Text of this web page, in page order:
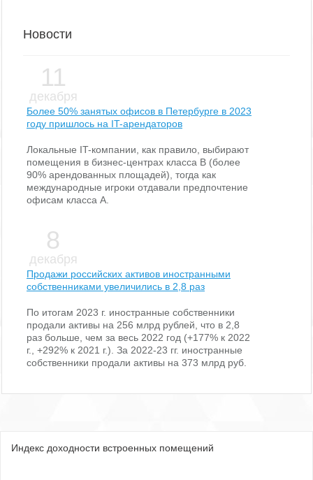
Индекс доходности встроенных помещений
Новости
11
декабря
Более 50% занятых офисов в Петербурге в 2023
году пришлось на IT-арендаторов
Локальные IT-компании, как правило, выбирают
помещения в бизнес-центрах класса В (более
90% арендованных площадей), тогда как
международные игроки отдавали предпочтение
офисам класса А.
8
декабря
Продажи российских активов иностранными
собственниками увеличились в 2,8 раз
По итогам 2023 г. иностранные собственники
продали активы на 256 млрд рублей, что в 2,8
раз больше, чем за весь 2022 год (+177% к 2022
г., +292% к 2021 г.). За 2022-23 гг. иностранные
собственники продали активы на 373 млрд руб.